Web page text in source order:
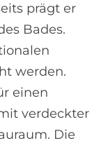
prägt er
Bades.
werden.
einen
verdeckter
Die